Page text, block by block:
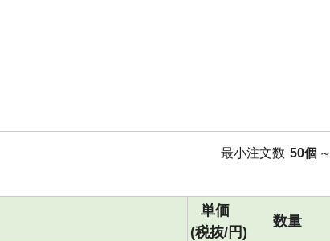
最小注文数 50個
単価
(税抜/円)
数量